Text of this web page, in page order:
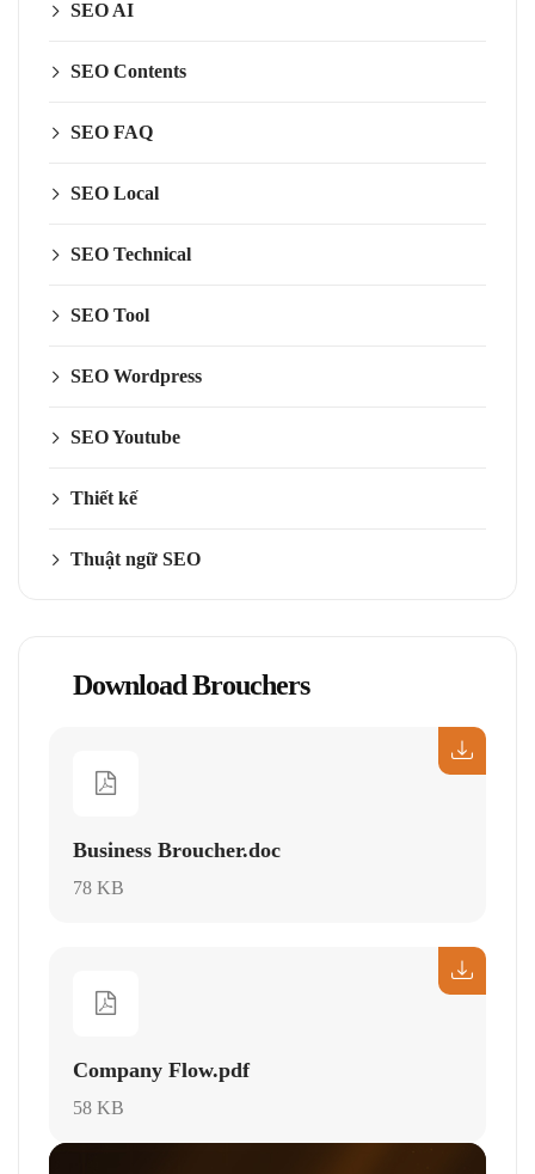
SEO AI
SEO Contents
SEO FAQ
SEO Local
SEO Technical
SEO Tool
SEO Wordpress
SEO Youtube
Thiết kế
Thuật ngữ SEO
Download Brouchers
Business Broucher.doc
78 KB
Company Flow.pdf
58 KB